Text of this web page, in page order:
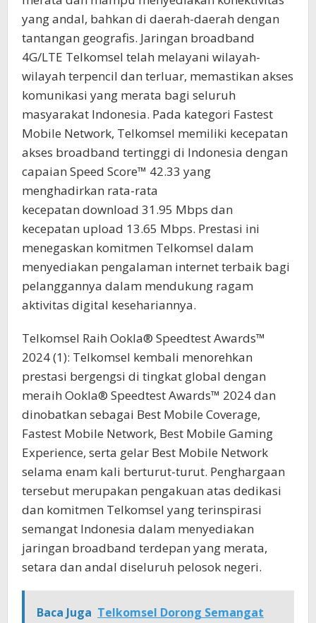
yang andal, bahkan di daerah-daerah dengan
tantangan geografis. Jaringan broadband
4G/LTE Telkomsel telah melayani wilayah-
wilayah terpencil dan terluar, memastikan akses
komunikasi yang merata bagi seluruh
masyarakat Indonesia. Pada kategori Fastest
Mobile Network, Telkomsel memiliki kecepatan
akses broadband tertinggi di Indonesia dengan
capaian Speed Score™ 42.33 yang
menghadirkan rata-rata
kecepatan download 31.95 Mbps dan
kecepatan upload 13.65 Mbps. Prestasi ini
menegaskan komitmen Telkomsel dalam
menyediakan pengalaman internet terbaik bagi
pelanggannya dalam mendukung ragam
aktivitas digital kesehariannya.
Telkomsel Raih Ookla® Speedtest Awards™
2024 (1): Telkomsel kembali menorehkan
prestasi bergengsi di tingkat global dengan
meraih Ookla® Speedtest Awards™ 2024 dan
dinobatkan sebagai Best Mobile Coverage,
Fastest Mobile Network, Best Mobile Gaming
Experience, serta gelar Best Mobile Network
selama enam kali berturut-turut. Penghargaan
tersebut merupakan pengakuan atas dedikasi
dan komitmen Telkomsel yang terinspirasi
semangat Indonesia dalam menyediakan
jaringan broadband terdepan yang merata,
setara dan andal diseluruh pelosok negeri.
Baca Juga Telkomsel Dorong Semangat